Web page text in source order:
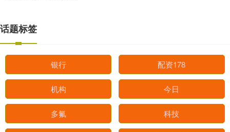
话题标签
银行 配资178
机构 今日
多氟 科技